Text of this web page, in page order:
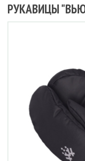
РУКАВИЦЫ